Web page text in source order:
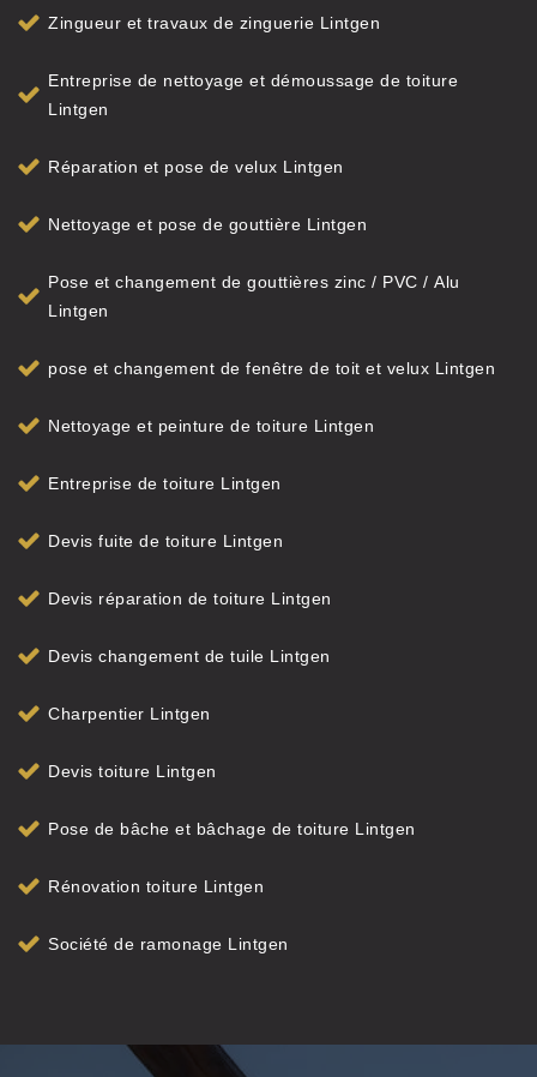
Zingueur et travaux de zinguerie Lintgen
Entreprise de nettoyage et démoussage de toiture
Lintgen
Réparation et pose de velux Lintgen
Nettoyage et pose de gouttière Lintgen
Pose et changement de gouttières zinc / PVC / Alu
Lintgen
pose et changement de fenêtre de toit et velux Lintgen
Nettoyage et peinture de toiture Lintgen
Entreprise de toiture Lintgen
Devis fuite de toiture Lintgen
Devis réparation de toiture Lintgen
Devis changement de tuile Lintgen
Charpentier Lintgen
Devis toiture Lintgen
Pose de bâche et bâchage de toiture Lintgen
Rénovation toiture Lintgen
Société de ramonage Lintgen